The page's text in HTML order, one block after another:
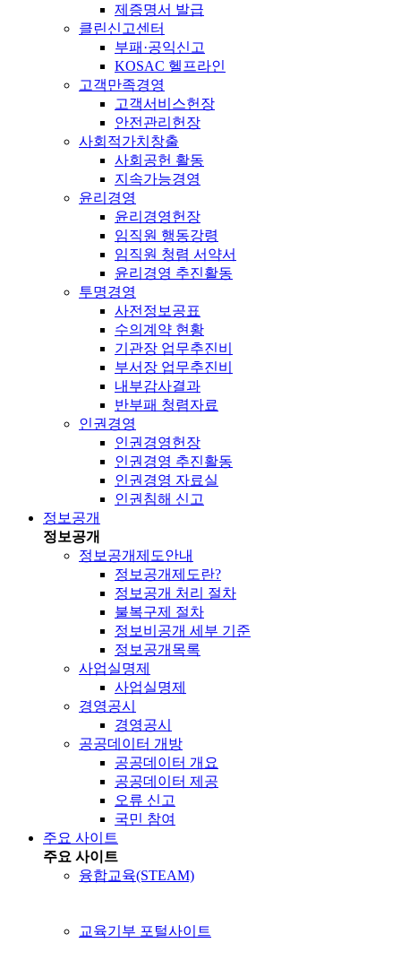
제증명서 발급
클린신고센터
부패·공익신고
KOSAC 헬프라인
고객만족경영
고객서비스헌장
안전관리헌장
사회적가치창출
사회공헌 활동
지속가능경영
윤리경영
윤리경영헌장
임직원 행동강령
임직원 청렴 서약서
윤리경영 추진활동
투명경영
사전정보공표
수의계약 현황
기관장 업무추진비
부서장 업무추진비
내부감사결과
반부패 청렴자료
인권경영
인권경영헌장
인권경영 추진활동
인권경영 자료실
인권침해 신고
정보공개
정보공개
정보공개제도안내
정보공개제도란?
정보공개 처리 절차
불복구제 절차
정보비공개 세부 기준
정보공개목록
사업실명제
사업실명제
경영공시
경영공시
공공데이터 개방
공공데이터 개요
공공데이터 제공
오류 신고
국민 참여
주요 사이트
주요 사이트
융합교육(STEAM)
교육기부 포털사이트